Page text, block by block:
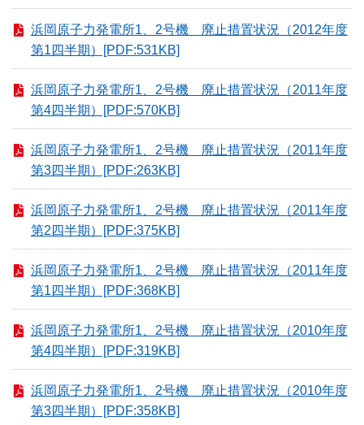
浜岡原子力発電所1、2号機 廃止措置状況（2012年度
第1四半期）[PDF:531KB]
浜岡原子力発電所1、2号機 廃止措置状況（2011年度
第4四半期）[PDF:570KB]
浜岡原子力発電所1、2号機 廃止措置状況（2011年度
第3四半期）[PDF:263KB]
浜岡原子力発電所1、2号機 廃止措置状況（2011年度
第2四半期）[PDF:375KB]
浜岡原子力発電所1、2号機 廃止措置状況（2011年度
第1四半期）[PDF:368KB]
浜岡原子力発電所1、2号機 廃止措置状況（2010年度
第4四半期）[PDF:319KB]
浜岡原子力発電所1、2号機 廃止措置状況（2010年度
第3四半期）[PDF:358KB]